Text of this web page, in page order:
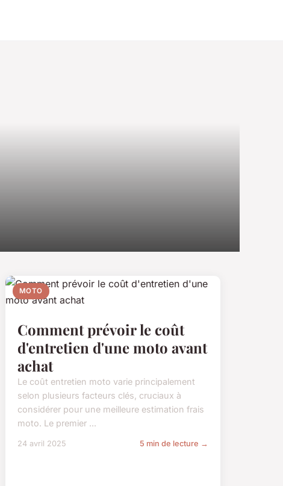
MOTO
Comment prévoir le coût
d'entretien d'une moto avant
achat
Le coût entretien moto varie principalement
selon plusieurs facteurs clés, cruciaux à
considérer pour une meilleure estimation frais
moto. Le premier ...
24 avril 2025 5 min de lecture →